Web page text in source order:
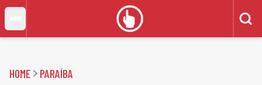
HOME PARAÍBA